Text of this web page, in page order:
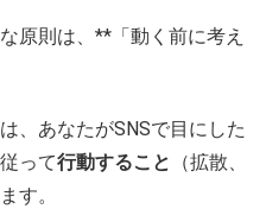
原則は、**「動く前に考え
、あなたがSNSで目にした
って行動すること
（拡散、
す。